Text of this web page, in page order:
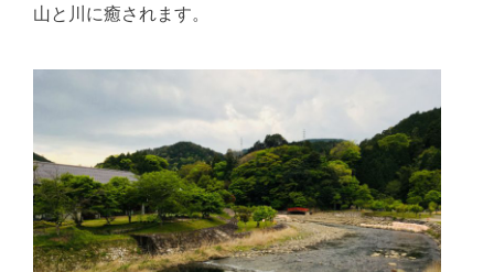
山と川に癒されます。